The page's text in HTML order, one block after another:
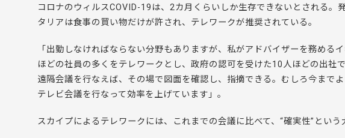
コロナのウィルスCOVID-19は、2カ月くらいしか生存できないとされる。
タリアは食事の買い物だけが許され、テレワークが推奨されている。
「出勤しなければならない分野もありますが、私がアドバイザーを務める
ほどの社員の多くをテレワークとし、政府の認可を受けた10人ほどの出社
遠隔会議を行なえば、その場で図面を確認し、指摘できる。むしろ今まで
テレビ会議を行なって効率を上げています」。
スカイプによるテレワークには、これまでの会議に比べて、“確実性”という